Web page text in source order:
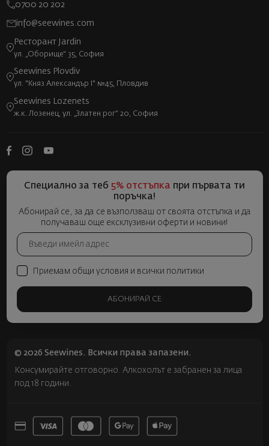
0700 20 202
info@seewines.com
Ресторант Jardin
ул. „Оборище“ 35, София
Seewines Plovdiv
ул. "Княз Александър I" №45, Пловдив
Seewines Lozenets
ж.к. Лозенец, ул. „Златен рог“ 20, София
Специално за теб 5% отстъпка при първата ти
поръчка!
Абонирай се, за да се възползваш от своята отстъпка и да
получаваш още ексклузивни оферти и новини!
Приемам общи условия и всички политики
АБОНИРАЙ СЕ
© 2026 Seewines. Всички права запазени.
Консумирайте отговорно. Алкохолът е забранен за лица
под 18 години.